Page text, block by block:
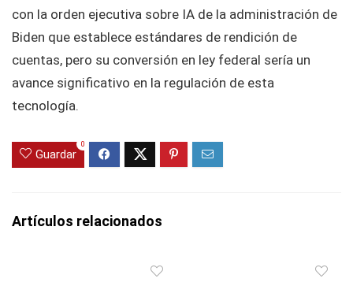
con la orden ejecutiva sobre IA de la administración de
Biden que establece estándares de rendición de
cuentas, pero su conversión en ley federal sería un
avance significativo en la regulación de esta
tecnología.
Guardar
0
Artículos relacionados